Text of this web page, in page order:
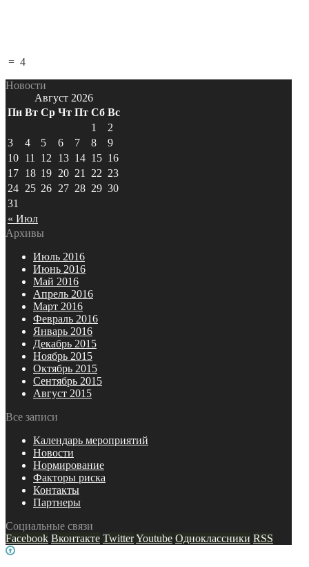
= 4
Новости
Август 2026
Пн Вт Ср Чт Пт Сб Вс
« Июл
1
2
3
4 5 6 7 8
9
10 11 12 13 14 15 16
17 18 19 20 21 22 23
24 25 26 27 28 29 30
31
Архивы
Июль 2016
Июнь 2016
Май 2016
Апрель 2016
Март 2016
Февраль 2016
Январь 2016
Декабрь 2015
Ноябрь 2015
Октябрь 2015
Сентябрь 2015
Август 2015
Все записи
Календарь мероприятий
Новости
Нормирование
Факторы риска
Контакты
Партнеры
Социальные связи
Facebook Вконтакте TwitterYoutube Одноклассники RSS